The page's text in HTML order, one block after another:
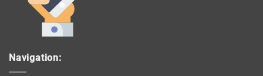
Navigation: